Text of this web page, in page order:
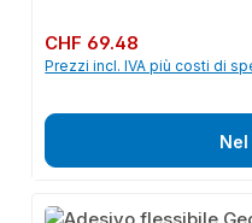
Prezzo normale:
CHF 69.48
Prezzi incl. IVA più costi di